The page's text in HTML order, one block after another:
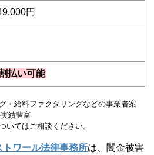
円
払い可能
・給料ファクタリングなどの事業者案
績豊富
てはご相談ください。
トワール法律事務所は、闇金被害